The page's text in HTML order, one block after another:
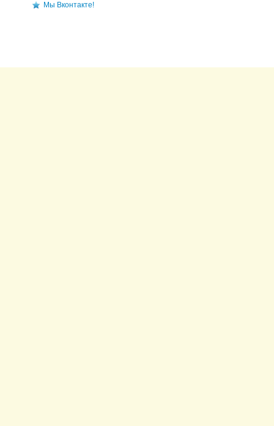
Мы Вконтакте!